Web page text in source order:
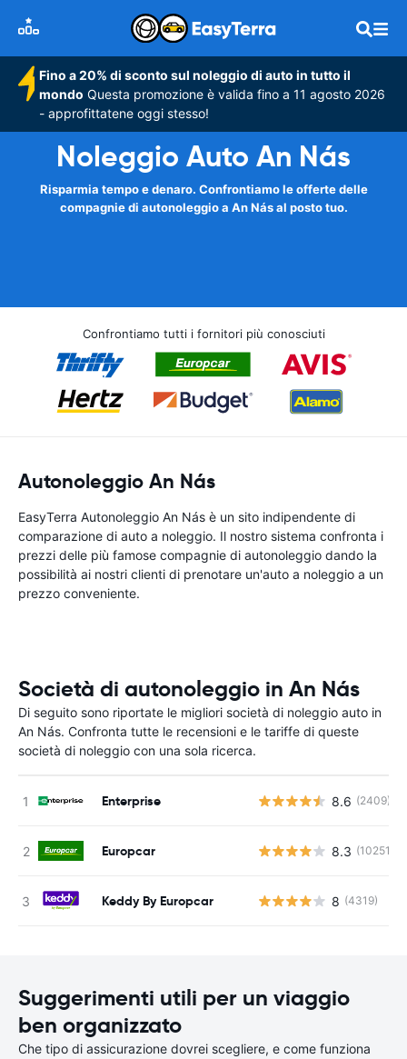
Fino a 20% di sconto sul noleggio di auto in tutto il
mondo Questa promozione è valida fino a 11 agosto 2026
- approfittatene oggi stesso!
Noleggio Auto An Nás
Risparmia tempo e denaro. Confrontiamo le offerte delle
compagnie di autonoleggio a An Nás al posto tuo.
Confrontiamo tutti i fornitori più conosciuti
Autonoleggio An Nás
EasyTerra Autonoleggio An Nás è un sito indipendente di
comparazione di auto a noleggio. Il nostro sistema confronta i
prezzi delle più famose compagnie di autonoleggio dando la
possibilità ai nostri clienti di prenotare un'auto a noleggio a un
prezzo conveniente.
Società di autonoleggio in An Nás
Di seguito sono riportate le migliori società di noleggio auto in
An Nás. Confronta tutte le recensioni e le tariffe di queste
società di noleggio con una sola ricerca.
Enterprise 8.6 (2409)
Europcar 8.3 (10251)
Keddy By Europcar 8 (4319)
Suggerimenti utili per un viaggio
ben organizzato
Che tipo di assicurazione dovrei scegliere, e come funziona